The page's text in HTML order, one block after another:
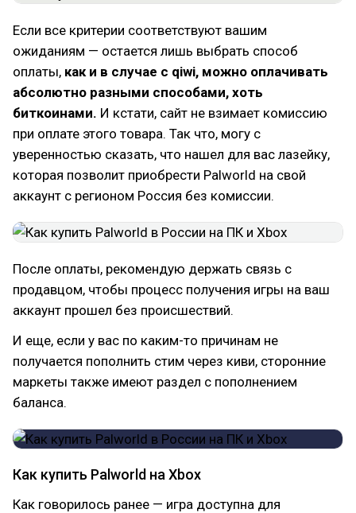
Если все критерии соответствуют вашим
ожиданиям — остается лишь выбрать способ
оплаты, как и в случае с qiwi, можно оплачивать
абсолютно разными способами, хоть
биткоинами. И кстати, сайт не взимает комиссию
при оплате этого товара. Так что, могу с
уверенностью сказать, что нашел для вас лазейку,
которая позволит приобрести Palworld на свой
аккаунт с регионом Россия без комиссии.
После оплаты, рекомендую держать связь с
продавцом, чтобы процесс получения игры на ваш
аккаунт прошел без происшествий.
И еще, если у вас по каким-то причинам не
получается пополнить стим через киви, сторонние
маркеты также имеют раздел с пополнением
баланса.
Как купить Palworld на Xbox
Как говорилось ранее — игра доступна для